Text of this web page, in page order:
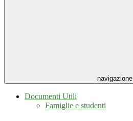
navigazione
Documenti Utili
Famiglie e studenti